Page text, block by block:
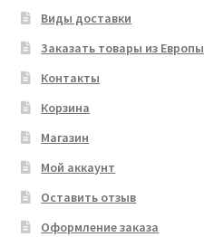
Виды доставки
Заказать товары из Европы
Контакты
Корзина
Магазин
Мой аккаунт
Оставить отзыв
Оформление заказа